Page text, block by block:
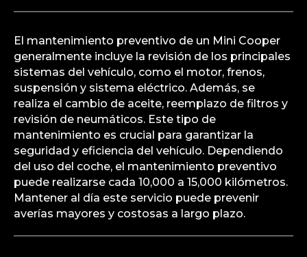
El mantenimiento preventivo de un Mini Cooper
generalmente incluye la revisión de los principales
sistemas del vehículo, como el motor, frenos,
suspensión y sistema eléctrico. Además, se
realiza el cambio de aceite, reemplazo de filtros y
revisión de neumáticos. Este tipo de
mantenimiento es crucial para garantizar la
seguridad y eficiencia del vehículo. Dependiendo
del uso del coche, el mantenimiento preventivo
puede realizarse cada 10,000 a 15,000 kilómetros.
Mantener al día este servicio puede prevenir
averías mayores y costosas a largo plazo.